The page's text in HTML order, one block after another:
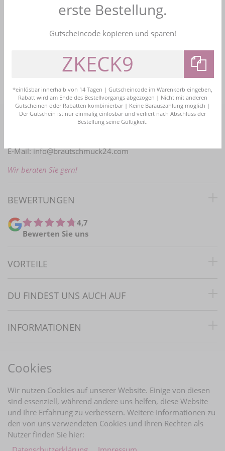
Kauf auf Rechnung
+49 (0)2161 4774161
info@brautschmuck24.com
PERSÖNLICHE BERATUNG
E-Mail:info@brautschmuck24.com
Wir beraten Sie gern!
BEWERTUNGEN
4,7
Bewerten Sie uns
VORTEILE
DU FINDEST UNS AUCH AUF
INFORMATIONEN
BRAUTINFOS
ZAHLUNGARTEN
Cookies
Wir nutzen Cookies auf unserer Website. Einige von diesen
sind essenziell, während andere uns helfen, diese Website
und Ihre Erfahrung zu verbessern. Weitere Informationen zu
den von uns verwendeten Cookies und Ihren Rechten als
Nutzer finden Sie hier:
erste Bestellung.
Gutscheincode kopieren und sparen!
*einlösbar innerhalb von 14 Tagen | Gutscheincode im Warenkorb eingeben,
Rabatt wird am Ende des Bestellvorgangs abgezogen | Nicht mit anderen
Gutscheinen oder Rabatten kombinierbar | Keine Barauszahlung möglich |
Der Gutschein ist nur einmalig einlösbar und verliert nach Abschluss der
Bestellung seine Gültigkeit.